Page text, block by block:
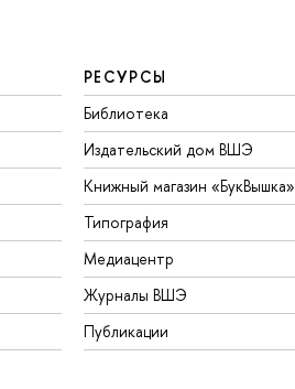
РЕСУРСЫ
Библиотека
Издательский дом ВШЭ
Книжный магазин «БукВышка»
Типография
Медиацентр
Журналы ВШЭ
Публикации